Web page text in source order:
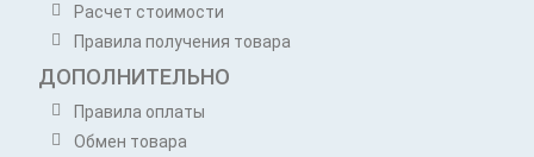
Расчет стоимости
Правила получения товара
ДОПОЛНИТЕЛЬНО
Правила оплаты
Обмен товара